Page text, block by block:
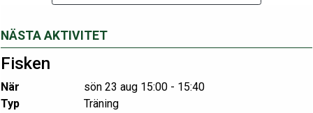
NÄSTA AKTIVITET
Fisken
När
sön 23 aug 15:00 - 15:40
Typ
Träning